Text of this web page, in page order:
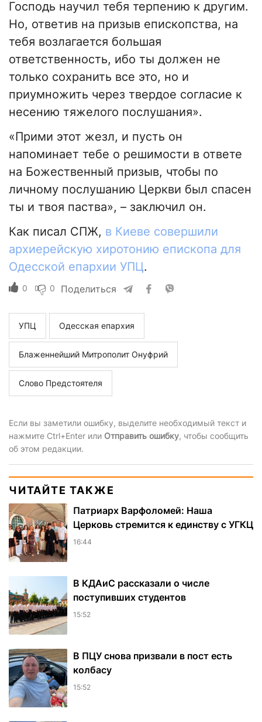
Господь научил тебя терпению к другим.
Но, ответив на призыв епископства, на
тебя возлагается большая
ответственность, ибо ты должен не
только сохранить все это, но и
приумножить через твердое согласие к
несению тяжелого послушания».
«Прими этот жезл, и пусть он
напоминает тебе о решимости в ответе
на Божественный призыв, чтобы по
личному послушанию Церкви был спасен
ты и твоя паства», – заключил он.
Как писал СПЖ, в Киеве совершили
архиерейскую хиротонию епископа для
Одесской епархии УПЦ.
0 0 Поделиться
УПЦ Одесская епархия
Блаженнейший Митрополит Онуфрий
Слово Предстоятеля
Если вы заметили ошибку, выделите необходимый текст и
нажмите Ctrl+Enter или Отправить ошибку, чтобы сообщить
об этом редакции.
ЧИТАЙТЕ ТАКЖЕ
Патриарх Варфоломей: Наша
Церковь стремится к единству с УГКЦ
16:44
В КДАиС рассказали о числе
поступивших студентов
15:52
В ПЦУ снова призвали в пост есть
колбасу
15:52